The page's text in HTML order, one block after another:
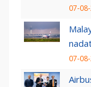
07-
07-